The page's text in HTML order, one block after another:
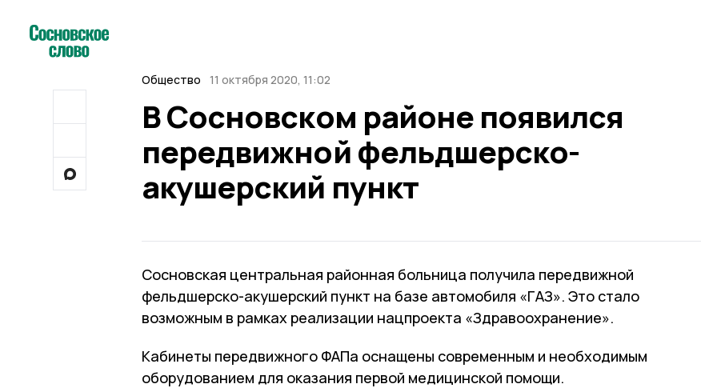
Общество 11 октября 2020, 11:02
В Сосновском районе появился
передвижной фельдшерско-
акушерский пункт
Сосновская центральная районная больница получила передвижной
фельдшерско-акушерский пункт на базе автомобиля «ГАЗ». Это стало
возможным в рамках реализации нацпроекта «Здравоохранение».
Кабинеты передвижного ФАПа оснащены современным и необходимым
оборудованием для оказания первой медицинской помощи.